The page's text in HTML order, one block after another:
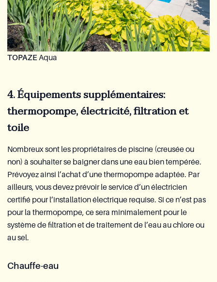
TOPAZEAqua
4. Équipements supplémentaires:
thermopompe, électricité, filtration et
toile
Nombreux sont les propriétaires de piscine (creusée ou
non) à souhaiter se baigner dans une eau bien tempérée.
Prévoyez ainsi l’achat d’une thermopompe adaptée. Par
ailleurs, vous devez prévoir le service d’un électricien
certifié pour l’installation électrique requise. Si ce n’est pas
pour la thermopompe, ce sera minimalement pour le
système de filtration et de traitement de l’eau au chlore ou
au sel.
Chauffe-eau